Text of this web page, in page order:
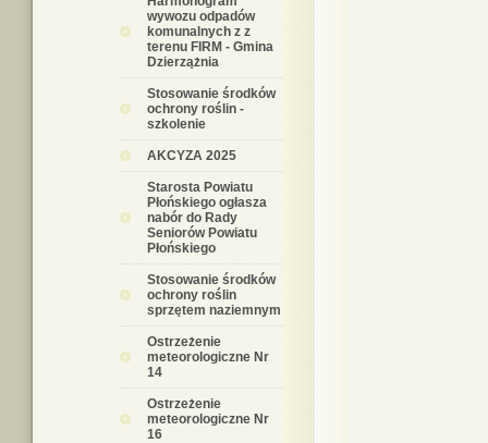
wywozu odpadów
komunalnych z z
terenu FIRM - Gmina
Dzierzążnia
Stosowanie środków
ochrony roślin -
szkolenie
AKCYZA 2025
Starosta Powiatu
Płońskiego ogłasza
nabór do Rady
Seniorów Powiatu
Płońskiego
Stosowanie środków
ochrony roślin
sprzętem naziemnym
Ostrzeżenie
meteorologiczne Nr
14
Ostrzeżenie
meteorologiczne Nr
16